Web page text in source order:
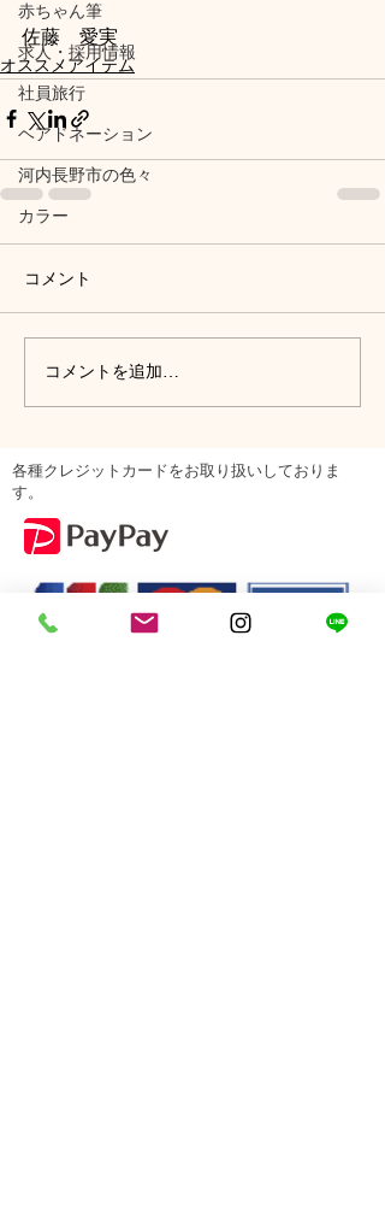
赤ちゃん筆
求人・採用情報
社員旅行
ヘアドネーション
河内長野市の色々
カラー
佐藤　愛実
オススメアイテム
コメント
コメントを追加…
各種クレジットカードをお取り扱いしておりま
す。